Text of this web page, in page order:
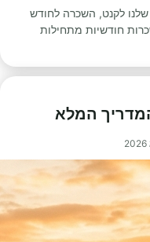
שלנו לקנט, השכרה לחודש
חודשיות מתחילות
המלא